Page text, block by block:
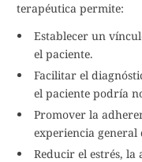
terapéutica permite:
Establecer un
el paciente.
Facilitar el
el paciente podría
Promover la
experiencia general
Reducir el estrés, la